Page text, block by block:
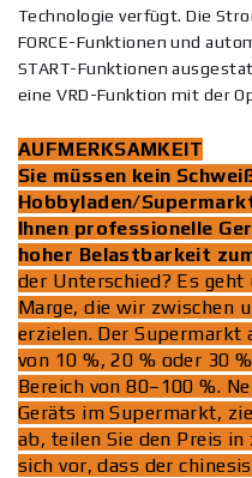
Technologie verfügt. Die
FORCE-Funktionen und
START-Funktionen
eine VRD-Funktion mit der
AUFMERKSAMKEIT
Sie müssen kein
Hobbyladen/
Ihnen professionelle
hoher Belastbarkeit
der Unterschied? Es
Marge, die wir zwischen
erzielen. Der
von 10 %, 20 % oder 30
Bereich von 80–100 %.
Geräts im Supermarkt,
ab, teilen Sie den Preis
sich vor, dass der